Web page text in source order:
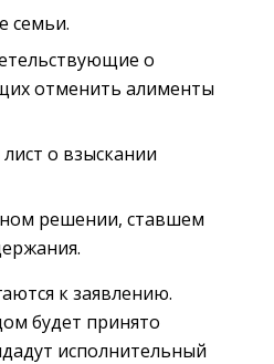
семьи.
о
отменить алименты
о взыскании
решении, ставшем
к заявлению.
будет принято
исполнительный